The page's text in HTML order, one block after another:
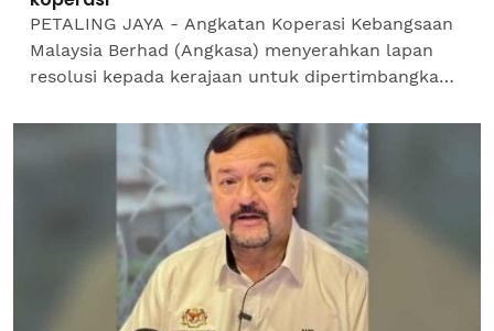
PETALING JAYA - Angkatan Koperasi Kebangsaan
Malaysia Berhad (Angkasa) menyerahkan lapan
resolusi kepada kerajaan untuk dipertimbangkan
memperkukuh peranan gerakan...